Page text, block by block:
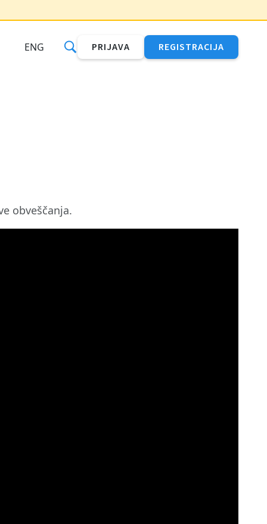
ENG PRIJAVA REGISTRACIJA
obveščanja.